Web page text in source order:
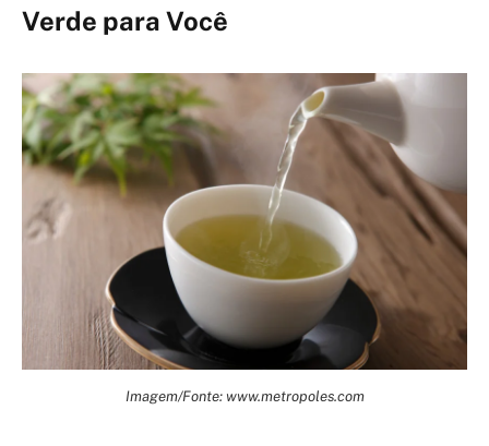
Verde para Você
Imagem/Fonte: www.metropoles.com